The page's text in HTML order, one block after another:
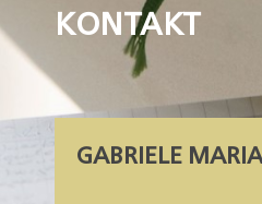
KONTAKT
GABRIELE